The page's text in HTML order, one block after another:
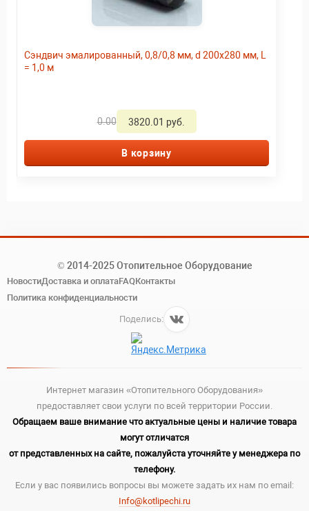
Сэндвич эмалированный, 0,8/0,8 мм, d 200х280 мм, L
= 1,0 м
0.00 3820.01 руб.
В корзину
© 2014-2025 Отопительное Оборудование
НовостиДоставка и оплатаFAQКонтакты
Политика конфиденциальности
Поделись:
Интернет магазин «Отопительного Оборудования»
предоставляет свои услуги по всей территории России.
Обращаем ваше внимание что актуальные цены и наличие товара
могут отличатся
от представленных на сайте, пожалуйста уточняйте у менеджера по
телефону.
Если у вас появились вопросы вы можете задать их нам по email:
Info@kotlipechi.ru